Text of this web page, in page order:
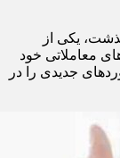
یکی از
معاملاتی خود
جدیدی را در